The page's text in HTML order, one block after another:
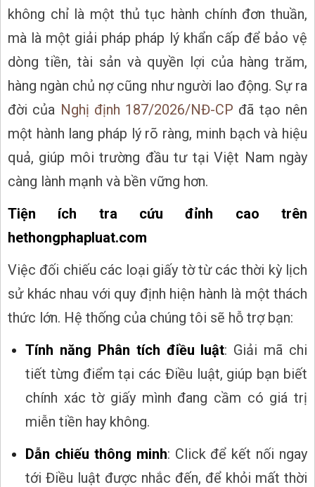
không chỉ là một thủ tục hành chính đơn thuần,
mà là một giải pháp pháp lý khẩn cấp để bảo vệ
dòng tiền, tài sản và quyền lợi của hàng trăm,
hàng ngàn chủ nợ cũng như người lao động. Sự ra
đời của Nghị định 187/2026/NĐ-CP đã tạo nên
một hành lang pháp lý rõ ràng, minh bạch và hiệu
quả, giúp môi trường đầu tư tại Việt Nam ngày
càng lành mạnh và bền vững hơn.
Tiện ích tra cứu đỉnh cao trên
hethongphapluat.com
Việc đối chiếu các loại giấy tờ từ các thời kỳ lịch
sử khác nhau với quy định hiện hành là một thách
thức lớn. Hệ thống của chúng tôi sẽ hỗ trợ bạn:
Tính năng Phân tích điều luật: Giải mã chi
tiết từng điểm tại các Điều luật, giúp bạn biết
chính xác tờ giấy mình đang cầm có giá trị
miễn tiền hay không.
Dẫn chiếu thông minh: Click để kết nối ngay
tới Điều luật được nhắc đến, để khỏi mất thời